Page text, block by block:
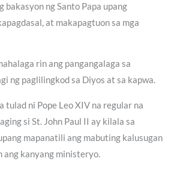
bakasyon ng Santo Papa upang
at makapagtuon sa mga
rin ang pangangalaga sa
ng paglilingkod sa Diyos at sa kapwa.
tulad ni Pope Leo XIV na regular na
si St. John Paul II ay kilala sa
mapanatili ang mabuting kalusugan
ang kanyang ministeryo.